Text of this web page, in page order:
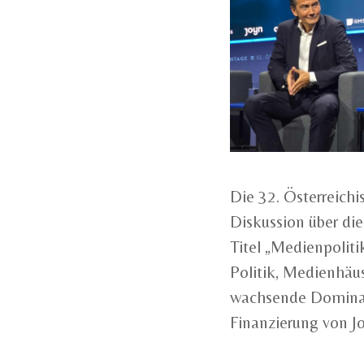
Die 32.
Diskussion über
Titel
Politik,
wachsende
Finanzierung von